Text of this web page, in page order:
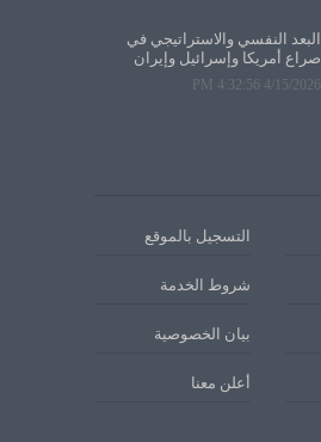
البعد النفسي والاستراتيجي في
صراع أمريكا وإسرائيل وإيران
4/15/2026 4:32:56 PM
التسجيل بالموقع
شروط الخدمة
بيان الخصوصية
أعلن معنا